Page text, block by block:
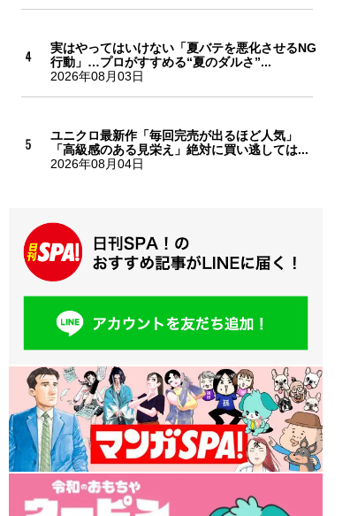
実はやってはいけない「夏バテを悪化させるNG
行動」…プロがすすめる“夏のダルさ”...
2026年08月03日
ユニクロ最新作「毎回完売が出るほど人気」
「高級感のある見栄え」絶対に買い逃しては...
2026年08月04日